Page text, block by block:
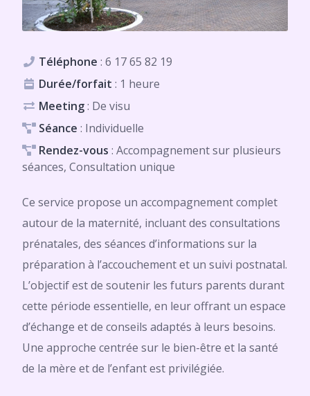
Téléphone : 6 17 65 82 19
Durée/forfait : 1 heure
Meeting: De visu
Séance : Individuelle
Rendez-vous : Accompagnement sur plusieurs
séances, Consultation unique
Ce service propose un accompagnement complet
autour de la maternité, incluant des consultations
prénatales, des séances d’informations sur la
préparation à l’accouchement et un suivi postnatal.
L’objectif est de soutenir les futurs parents durant
cette période essentielle, en leur offrant un espace
d’échange et de conseils adaptés à leurs besoins.
Une approche centrée sur le bien-être et la santé
de la mère et de l’enfant est privilégiée.